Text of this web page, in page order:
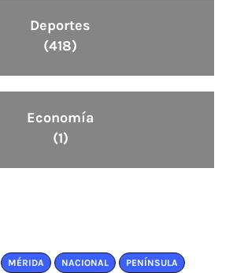
Deportes
(418)
Economía
(1)
MÉRIDA NACIONAL PENÍNSULA